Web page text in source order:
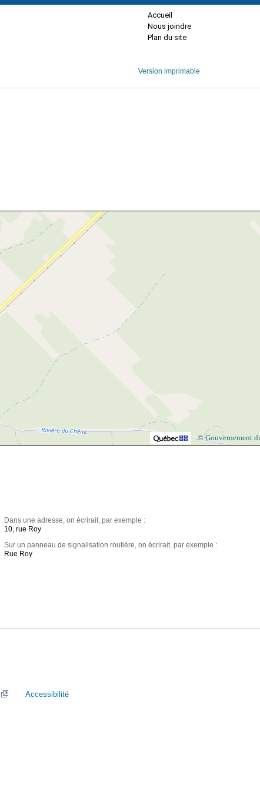
Accueil
Nous joindre
Plan du site
Version imprimable
© Gouvernement
Dans une adresse, on écrirait, par exemple :
10, rue Roy
Sur un panneau de signalisation routière, on écrirait, par exemple :
Rue Roy
Accessibilité